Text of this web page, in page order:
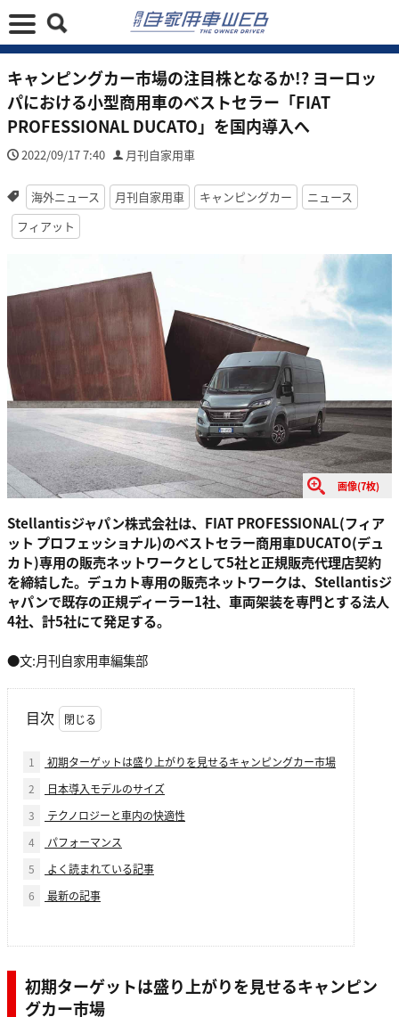
キャンピングカー市場の注目株となるか!? ヨーロッ
パにおける小型商用車のベストセラー「FIAT
PROFESSIONAL DUCATO」を国内導入へ
2022/09/17 7:40 月刊自家用車
海外ニュース 月刊自家用車 キャンピングカー
ニュース
フィアット
画像(7枚)
Stellantisジャパン株式会社は、FIAT PROFESSIONAL(フィア
ット プロフェッショナル)のベストセラー商用車DUCATO(デュ
カト)専用の販売ネットワークとして5社と正規販売代理店契約
を締結した。デュカト専用の販売ネットワークは、Stellantisジ
ャパンで既存の正規ディーラー1社、車両架装を専門とする法人
4社、計5社にて発足する。
●文:月刊自家用車編集部
目次
1
初期ターゲットは盛り上がりを見せるキャンピングカー市場
2
日本導入モデルのサイズ
3
テクノロジーと車内の快適性
4
パフォーマンス
5
よく読まれている記事
6
最新の記事
初期ターゲットは盛り上がりを見せるキャンピン
グカー市場